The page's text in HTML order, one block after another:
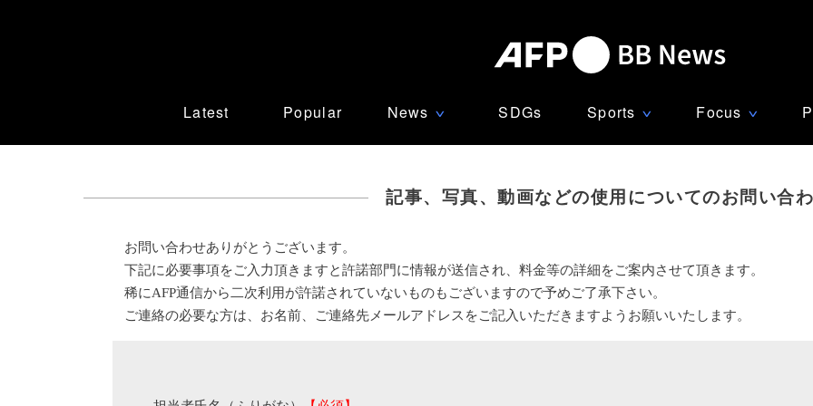
Latest Popular News ∨ SDGs Sports ∨ Focus ∨
記事、写真、動画などの使用についてのお問い合
お問い合わせありがとうございます。
下記に必要事項をご入力頂きますと許諾部門に情報が送信され、料金等の詳細をご案内させて頂きます。
稀にAFP通信から二次利用が許諾されていないものもございますので予めご了承下さい。
ご連絡の必要な方は、お名前、ご連絡先メールアドレスをご記入いただきますようお願いいたします。